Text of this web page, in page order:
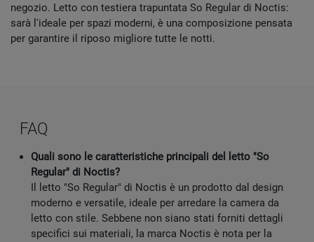
negozio. Letto con testiera trapuntata So Regular di Noctis:
sarà l'ideale per spazi moderni, è una composizione pensata
per garantire il riposo migliore tutte le notti.
FAQ
Quali sono le caratteristiche principali del letto "So
Regular" di Noctis?
Il letto "So Regular" di Noctis è un prodotto dal design
moderno e versatile, ideale per arredare la camera da
letto con stile. Sebbene non siano stati forniti dettagli
specifici sui materiali, la marca Noctis è nota per la